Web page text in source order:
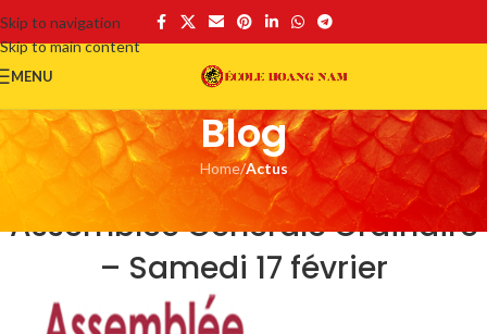
Skip to navigation
Skip to main content
MENU
Blog
Home/Actus
ACTUS
Assemblée Générale Ordinaire
– Samedi 17 février